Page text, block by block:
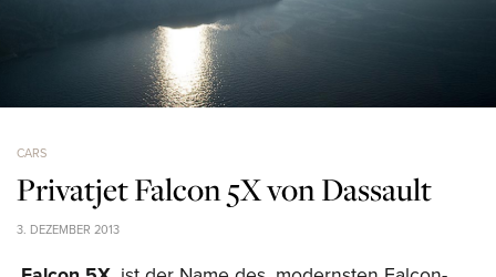
CARS
Privatjet Falcon 5X von Dassault
3. DEZEMBER 2013